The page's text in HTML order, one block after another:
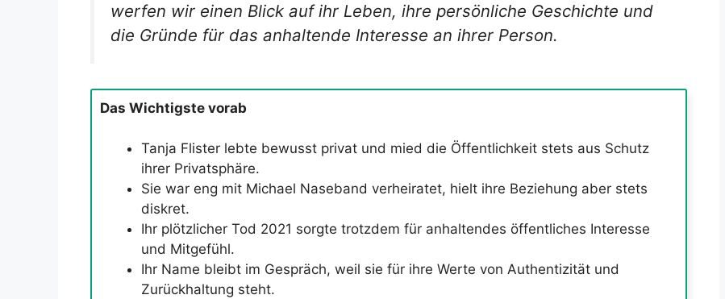
werfen wir einen Blick auf ihr Leben, ihre persönliche Geschichte und
die Gründe für das anhaltende Interesse an ihrer Person.
Das Wichtigste vorab
Tanja Flister lebte bewusst privat und mied die Öffentlichkeit stets aus Schutz
ihrer Privatsphäre.
Sie war eng mit Michael Naseband verheiratet, hielt ihre Beziehung aber stets
diskret.
Ihr plötzlicher Tod 2021 sorgte trotzdem für anhaltendes öffentliches Interesse
und Mitgefühl.
Ihr Name bleibt im Gespräch, weil sie für ihre Werte von Authentizität und
Zurückhaltung steht.